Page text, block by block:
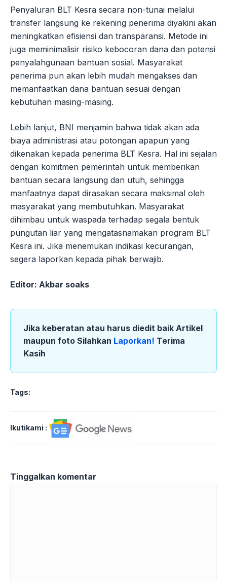
Penyaluran BLT Kesra secara non-tunai melalui
transfer langsung ke rekening penerima diyakini akan
meningkatkan efisiensi dan transparansi. Metode ini
juga meminimalisir risiko kebocoran dana dan potensi
penyalahgunaan bantuan sosial. Masyarakat
penerima pun akan lebih mudah mengakses dan
memanfaatkan dana bantuan sesuai dengan
kebutuhan masing-masing.
Lebih lanjut, BNI menjamin bahwa tidak akan ada
biaya administrasi atau potongan apapun yang
dikenakan kepada penerima BLT Kesra. Hal ini sejalan
dengan komitmen pemerintah untuk memberikan
bantuan secara langsung dan utuh, sehingga
manfaatnya dapat dirasakan secara maksimal oleh
masyarakat yang membutuhkan. Masyarakat
dihimbau untuk waspada terhadap segala bentuk
pungutan liar yang mengatasnamakan program BLT
Kesra ini. Jika menemukan indikasi kecurangan,
segera laporkan kepada pihak berwajib.
Editor: Akbar soaks
Jika keberatan atau harus diedit baik Artikel
maupun foto Silahkan Laporkan! Terima
Kasih
Tags:
Ikutikami :
Tinggalkan komentar